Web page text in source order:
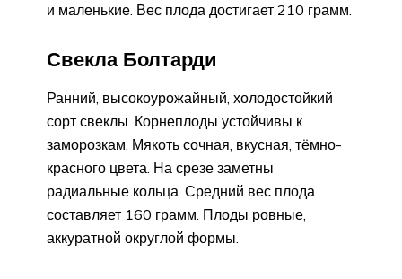
и маленькие. Вес плода достигает 210 грамм.
Свекла Болтарди
Ранний, высокоурожайный, холодостойкий
сорт свеклы. Корнеплоды устойчивы к
заморозкам. Мякоть сочная, вкусная, тёмно-
красного цвета. На срезе заметны
радиальные кольца. Средний вес плода
составляет 160 грамм. Плоды ровные,
аккуратной округлой формы.